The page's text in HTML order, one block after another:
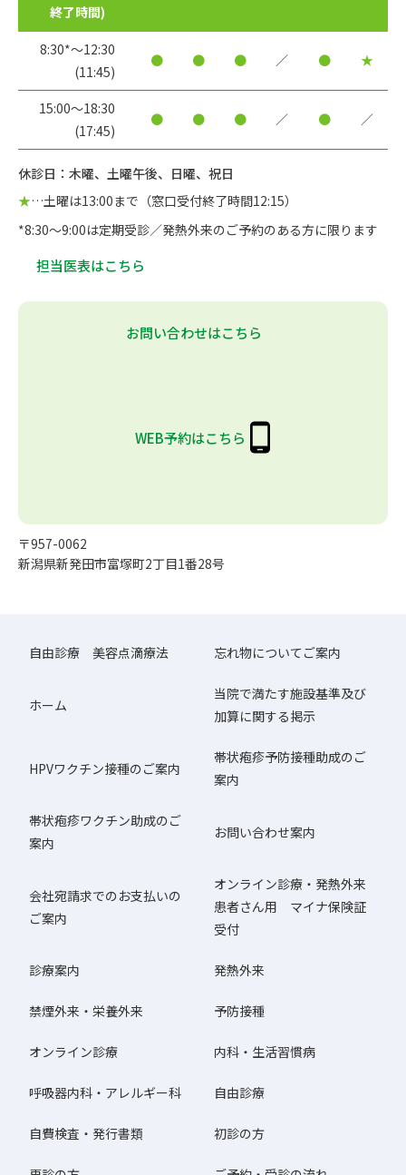
終了時間)
8:30*〜12:30
(11:45)
● ● ● ／ ● ★
15:00〜18:30
(17:45)
● ● ● ／ ● ／
休診日：木曜、土曜午後、日曜、祝日
★…土曜は13:00まで（窓口受付終了時間12:15）
*8:30～9:00は定期受診／発熱外来のご予約のある方に限ります
担当医表はこちら
お問い合わせはこちら
WEB予約はこちら
〒957-0062
新潟県新発田市富塚町2丁目1番28号
自由診療 美容点滴療法 忘れ物についてご案内
ホーム
当院で満たす施設基準及び
加算に関する掲示
HPVワクチン接種のご案内
帯状疱疹予防接種助成のご
案内
帯状疱疹ワクチン助成のご
案内
お問い合わせ案内
会社宛請求でのお支払いの
ご案内
オンライン診療・発熱外来
患者さん用 マイナ保険証
受付
診療案内 発熱外来
禁煙外来・栄養外来 予防接種
オンライン診療 内科・生活習慣病
呼吸器内科・アレルギー科 自由診療
自費検査・発行書類 初診の方